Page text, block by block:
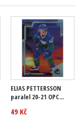
ELIAS PETTERSSON
paralel 20-21 OPC...
49 Kč